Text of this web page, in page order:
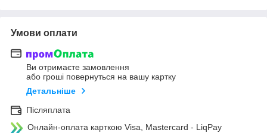
Умови оплати
Ви отримаєте замовлення
або гроші повернуться на вашу картку
Детальніше
Післяплата
Онлайн-оплата карткою Visa, Mastercard - LiqPay